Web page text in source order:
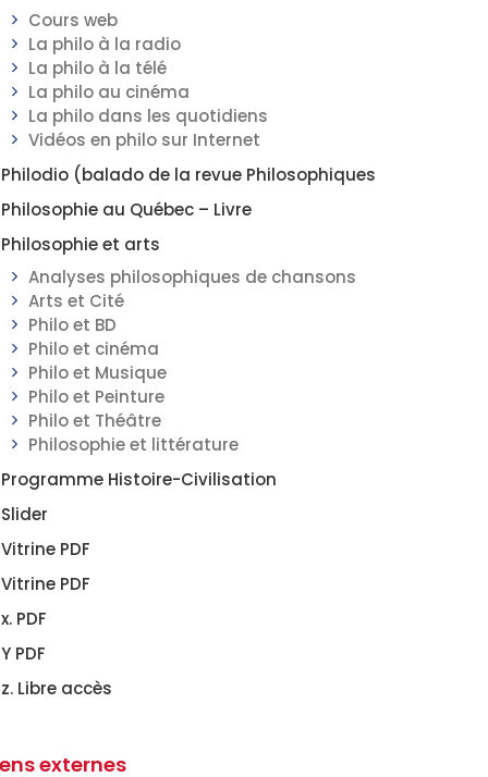
Cours web
La philo à la radio
La philo à la télé
La philo au cinéma
La philo dans les quotidiens
Vidéos en philo sur Internet
Philodio (balado de la revue Philosophiques
Philosophie au Québec – Livre
Philosophie et arts
Analyses philosophiques de chansons
Arts et Cité
Philo et BD
Philo et cinéma
Philo et Musique
Philo et Peinture
Philo et Théâtre
Philosophie et littérature
Programme Histoire-Civilisation
Slider
Vitrine PDF
Vitrine PDF
x. PDF
Y PDF
z. Libre accès
externes